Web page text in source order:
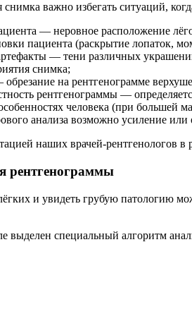
важно избегать ситуаций,
— неровное расположение
пациента (раскрытие лопаток,
— тени различных
снимка;
на рентгенограмме
рентгенограммы —
человека (при большей
анализа возможно усиление или
наших врачей-рентгенологов
рентгенограммы
и увидеть грубую патологию
выделен специальный алгоритм